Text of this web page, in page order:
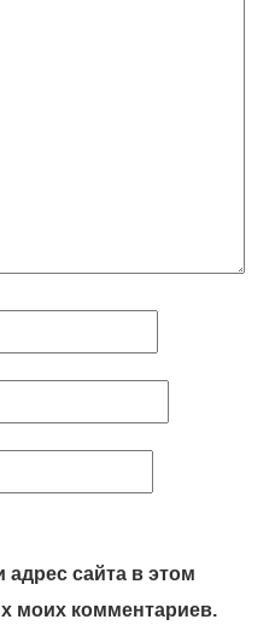
сайта в этом
моих комментариев.